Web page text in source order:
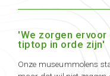
'We zorgen
tiptop in orde zijn'
Onze museummolens